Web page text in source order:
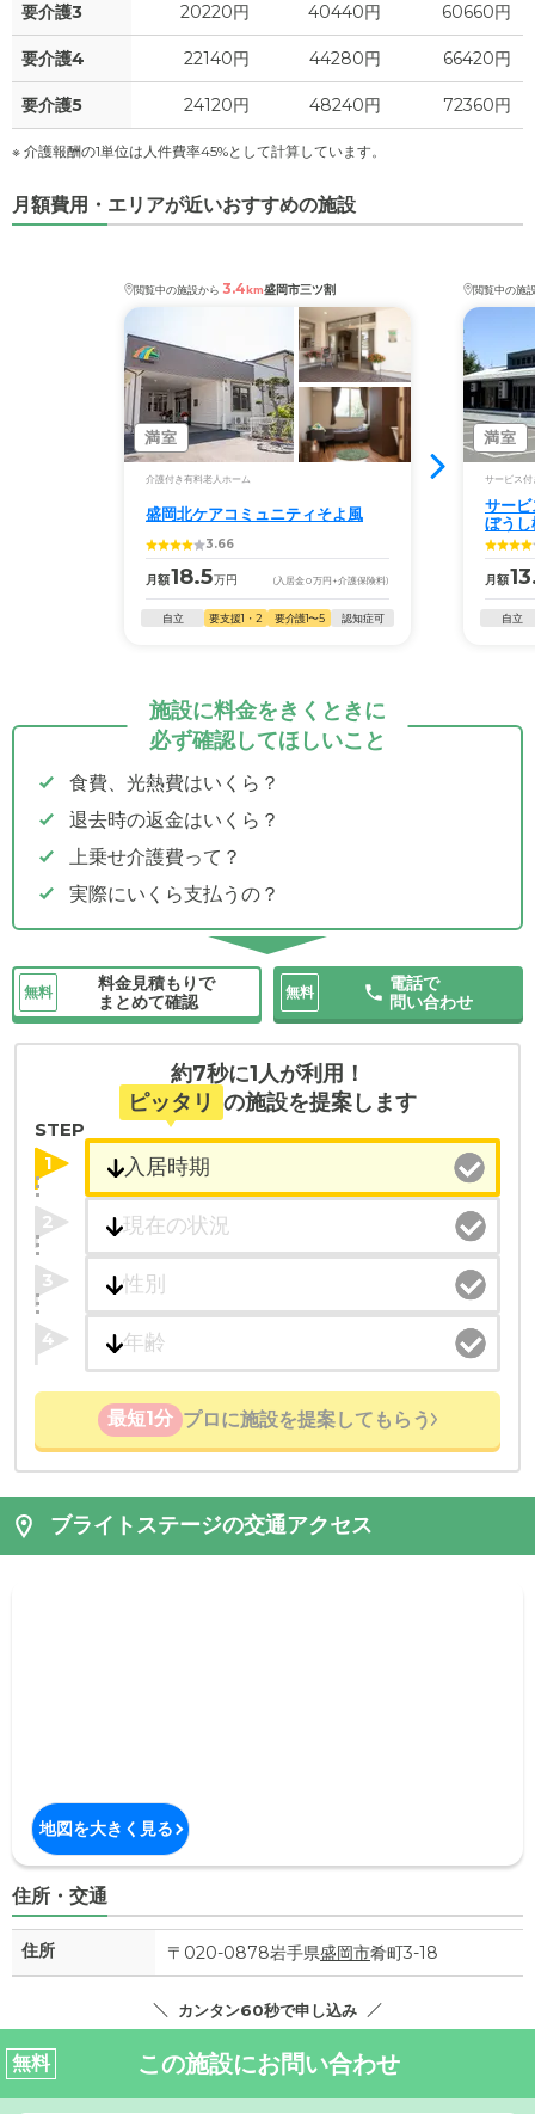
要介護3 20220円 40440円 60660円
要介護4 22140円 44280円 66420円
要介護5 24120円 48240円 72360円
※ 介護報酬の1単位は人件費率45%として計算しています。
月額費用・エリアが近いおすすめの施設
閲覧中の施設から 3.4km盛岡市三ツ割
満室
介護付き有料老人ホーム
盛岡北ケアコミュニティそよ風
3.66
月額18.5万円 (入居金0万円 +介護保険料)
自立 要支援1・2 要介護1〜5 認知症可
閲覧中の施
満室
サービス付
サー
ぼうし
月額
自立
施設に料金をきくときに
必ず確認してほしいこと
食費、光熱費はいくら？
退去時の返金はいくら？
上乗せ介護費って？
実際にいくら支払うの？
無料
料金見積もりで
まとめて確認
無料
電話で
問い合わせ
約7秒に1人が利用！
ピッタリ の施設を提案します
STEP
1
2
3
4
最短1分 プロに施設を提案してもらう
ブライトステージの交通アクセス
地図を大きく見る
住所・交通
住所 〒020-0878岩手県盛岡市肴町3-18
カンタン60秒で申し込み
無料 この施設にお問い合わせ